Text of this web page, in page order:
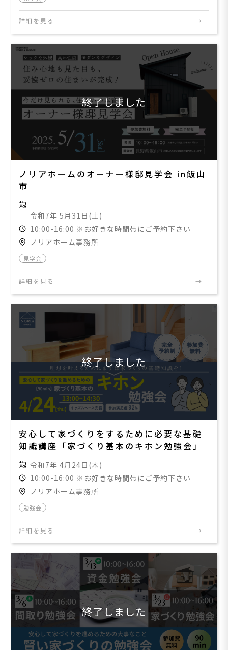
詳細を見る
終了しました
ノリアホームのオーナー様邸見学会 in飯山
市
令和7年 5月31日(土)
10:00-16:00 ※お好きな時間帯にご予約下さい
ノリアホーム事務所
見学会
詳細を見る
終了しました
安心して家づくりをするために必要な基礎
知識講座「家づくり基本のキホン勉強会」
令和7年 4月24日(木)
10:00-16:00 ※お好きな時間帯にご予約下さい
ノリアホーム事務所
勉強会
詳細を見る
終了しました